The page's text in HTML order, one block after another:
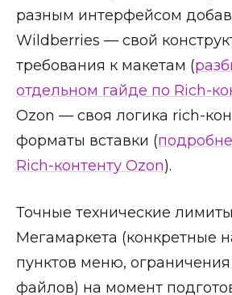
разным интерфейсом
Wildberries — свой
требования к макетам (
отдельном гайде по Rich-
Ozon — своя логика rich-
форматы вставки (
Rich-контенту Ozon).
Точные технические
Мегамаркета (конкретные
пунктов меню,
файлов) на момент